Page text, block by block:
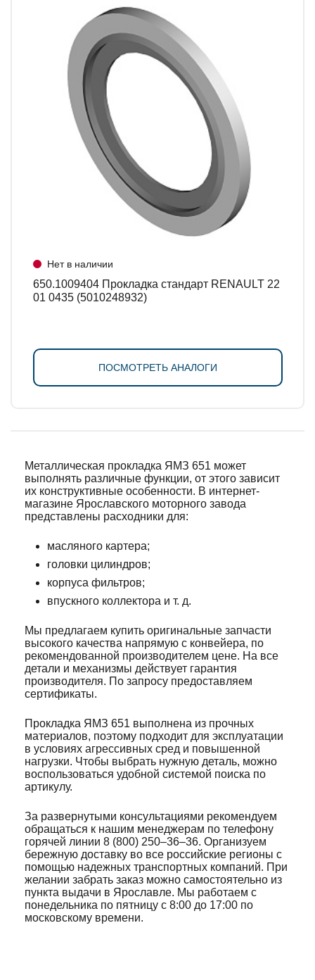
Нет в наличии
650.1009404 Прокладка стандарт RENAULT 22
01 0435 (5010248932)
ПОСМОТРЕТЬ АНАЛОГИ
Металлическая прокладка ЯМЗ 651 может
выполнять различные функции, от этого зависит
их конструктивные особенности. В интернет-
магазине Ярославского моторного завода
представлены расходники для:
масляного картера;
головки цилиндров;
корпуса фильтров;
впускного коллектора и т. д.
Мы предлагаем купить оригинальные запчасти
высокого качества напрямую с конвейера, по
рекомендованной производителем цене. На все
детали и механизмы действует гарантия
производителя. По запросу предоставляем
сертификаты.
Прокладка ЯМЗ 651 выполнена из прочных
материалов, поэтому подходит для эксплуатации
в условиях агрессивных сред и повышенной
нагрузки. Чтобы выбрать нужную деталь, можно
воспользоваться удобной системой поиска по
артикулу.
За развернутыми консультациями рекомендуем
обращаться к нашим менеджерам по телефону
горячей линии 8 (800) 250–36–36. Организуем
бережную доставку во все российские регионы с
помощью надежных транспортных компаний. При
желании забрать заказ можно самостоятельно из
пункта выдачи в Ярославле. Мы работаем с
понедельника по пятницу с 8:00 до 17:00 по
московскому времени.